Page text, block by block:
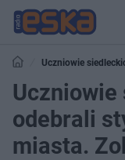
Uczniowie
Zobacz zdjęcia
Uczniowie
odebrali
miasta.